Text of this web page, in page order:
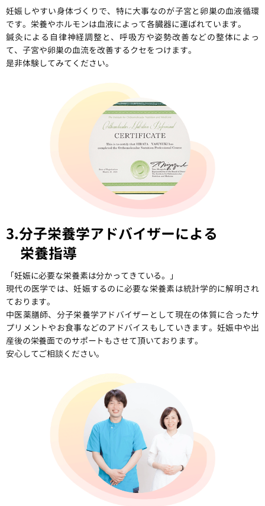
妊娠しやすい身体づくりで、特に大事なのが子宮と卵巣の血液循環
です。栄養やホルモンは血液によって各臓器に運ばれています。
鍼灸による自律神経調整と、呼吸方や姿勢改善などの整体によっ
て、子宮や卵巣の血流を改善するクセをつけます。
是非体験してみてください。
3.分子栄養学アドバイザーによる
栄養指導
「妊娠に必要な栄養素は分かってきている。」
現代の医学では、妊娠するのに必要な栄養素は統計学的に解明され
ております。
中医薬膳師、分子栄養学アドバイザーとして現在の体質に合ったサ
プリメントやお食事などのアドバイスもしていきます。妊娠中や出
産後の栄養面でのサポートもさせて頂いております。
安心してご相談ください。